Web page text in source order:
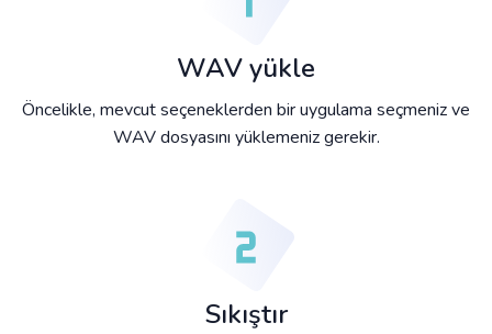
WAV yükle
Öncelikle, mevcut seçeneklerden bir uygulama seçmeniz ve
WAV dosyasını yüklemeniz gerekir.
Sıkıştır